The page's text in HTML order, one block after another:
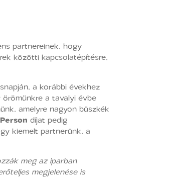
partnereinek, hogy
közötti kapcsolatépítésre,
a korábbi évekhez
a tavalyi évbe
amelyre nagyon büszkék
díjat pedig
kiemelt partnerünk, a
meg az iparban
megjelenése is